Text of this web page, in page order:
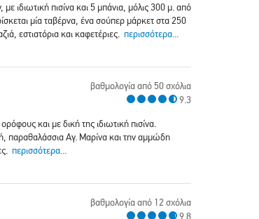
ιδιωτική πισίνα και 5 μπάνια, μόλις 300 μ. από
μία ταβέρνα, ένα σούπερ μάρκετ στα 250
εστιατόρια και καφετέριες. περισσότερα...
βαθμολογία από 50 σχόλια
9.3
και με δική της ιδιωτική πισίνα.
παραθαλάσσια Αγ. Μαρίνα και την αμμώδη
περισσότερα...
βαθμολογία από 12 σχόλια